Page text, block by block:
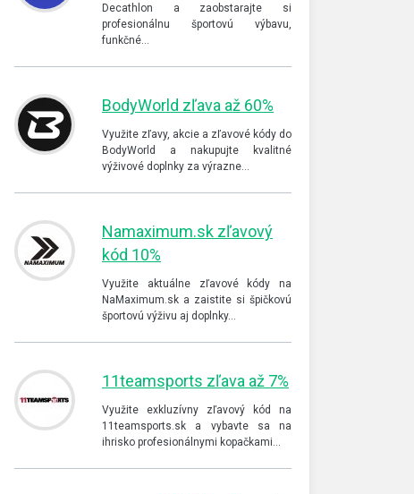
Decathlon a zaobstarajte si
profesionálnu športovú výbavu,
funkčné…
BodyWorld zľava až 60%
Využite zľavy, akcie a zľavové kódy do
BodyWorld a nakupujte kvalitné
výživové doplnky za výrazne…
Namaximum.sk zľavový
kód 10%
Využite aktuálne zľavové kódy na
NaMaximum.sk a zaistite si špičkovú
športovú výživu aj doplnky…
11teamsports zľava až 7%
Využite exkluzívny zľavový kód na
11teamsports.sk a vybavte sa na
ihrisko profesionálnymi kopačkami…